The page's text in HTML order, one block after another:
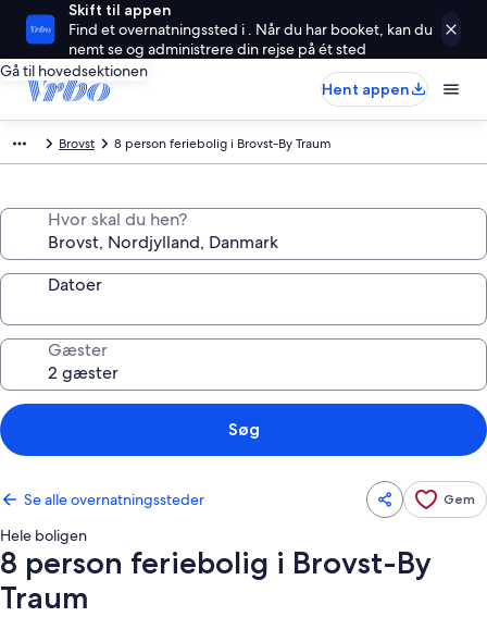
Skift til appen
Find et overnatningssted i . Når du har booket, kan du
nemt se og administrere din rejse på ét sted
Gå til hovedsektionen
Hent appen
Brovst 8 person feriebolig i Brovst-By Traum
Hvor skal du hen?
Datoer
Gæster
Søg
Se alle overnatningssteder Gem
Hele boligen
8 person feriebolig i Brovst-By
Traum